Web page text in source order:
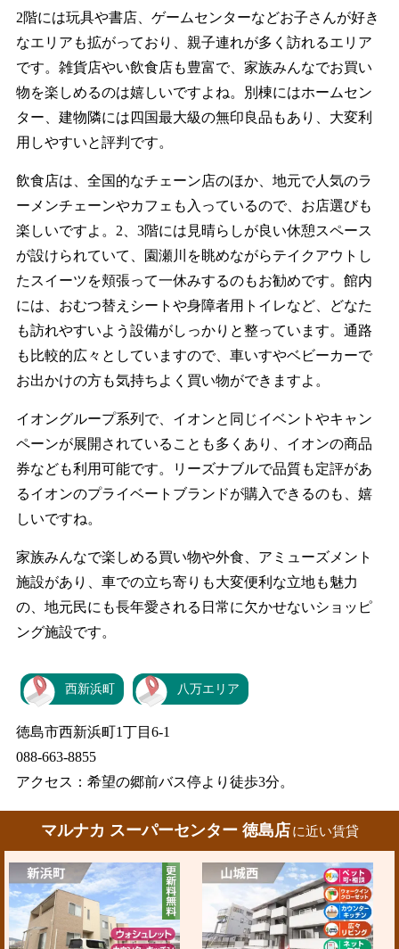
2階には玩具や書店、ゲームセンターなどお子さんが好き
なエリアも拡がっており、親子連れが多く訪れるエリア
です。雑貨店やい飲食店も豊富で、家族みんなでお買い
物を楽しめるのは嬉しいですよね。別棟にはホームセン
ター、建物隣には四国最大級の無印良品もあり、大変利
用しやすいと評判です。
飲食店は、全国的なチェーン店のほか、地元で人気のラ
ーメンチェーンやカフェも入っているので、お店選びも
楽しいですよ。2、3階には見晴らしが良い休憩スペース
が設けられていて、園瀬川を眺めながらテイクアウトし
たスイーツを頬張って一休みするのもお勧めです。館内
には、おむつ替えシートや身障者用トイレなど、どなた
も訪れやすいよう設備がしっかりと整っています。通路
も比較的広々としていますので、車いすやベビーカーで
お出かけの方も気持ちよく買い物ができますよ。
イオングループ系列で、イオンと同じイベントやキャン
ペーンが展開されていることも多くあり、イオンの商品
券なども利用可能です。リーズナブルで品質も定評があ
るイオンのプライベートブランドが購入できるのも、嬉
しいですね。
家族みんなで楽しめる買い物や外食、アミューズメント
施設があり、車での立ち寄りも大変便利な立地も魅力
の、地元民にも長年愛される日常に欠かせないショッピ
ング施設です。
西新浜町 八万エリア
徳島市西新浜町1丁目6-1
088-663-8855
アクセス：希望の郷前バス停より徒歩3分。
マルナカ スーパーセンター 徳島店 に近い賃貸